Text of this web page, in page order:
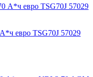
евро TSG70J 57029